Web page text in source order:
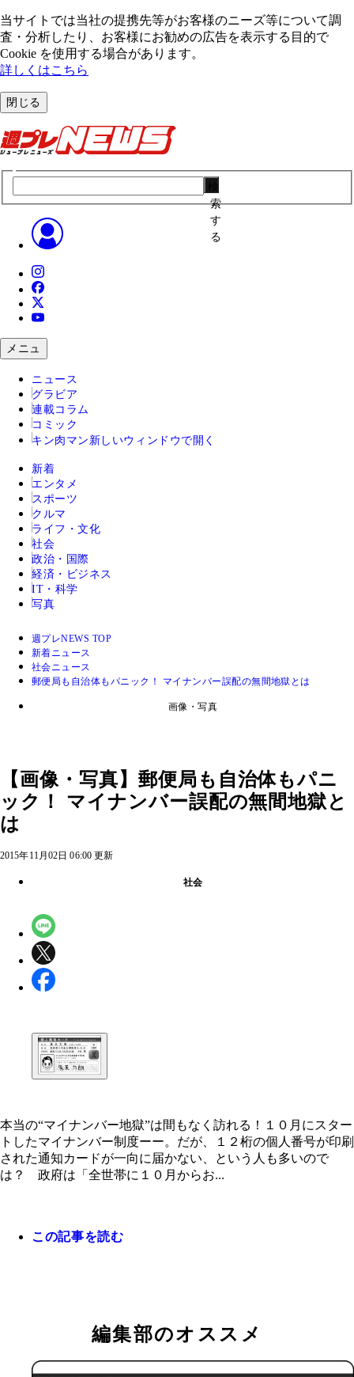
当サイトでは当社の提携先等がお客様のニーズ等について調
査・分析したり、お客様にお勧めの広告を表⽰する⽬的で
Cookie を使⽤する場合があります。
詳しくはこちら
閉じる
索
す
る
メニュ
ニュース
グラビア
連載コラム
コミック
キン肉マン 新しいウィンドウで開く
新着
エンタメ
スポーツ
クルマ
ライフ・文化
社会
政治・国際
経済・ビジネス
IT・科学
写真
週プレNEWS TOP
新着ニュース
社会ニュース
郵便局も自治体もパニック！ マイナンバー誤配の無間地獄とは
画像・写真
【画像・写真】郵便局も自治体もパニ
ック！ マイナンバー誤配の無間地獄と
は
2015年11月02日 06:00 更新
社会
本当の“マイナンバー地獄”は間もなく訪れる！
本当の“マイナンバー地獄”は間もなく訪れる！１０月にスター
トしたマイナンバー制度ーー。だが、１２桁の個人番号が印刷
された通知カードが一向に届かない、という人も多いので
は？ 政府は「全世帯に１０月からお...
この記事を読む
編集部のオススメ